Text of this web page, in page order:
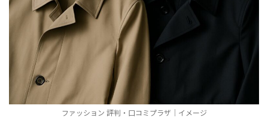
ファッション 評判・口コミプラザ｜イメージ